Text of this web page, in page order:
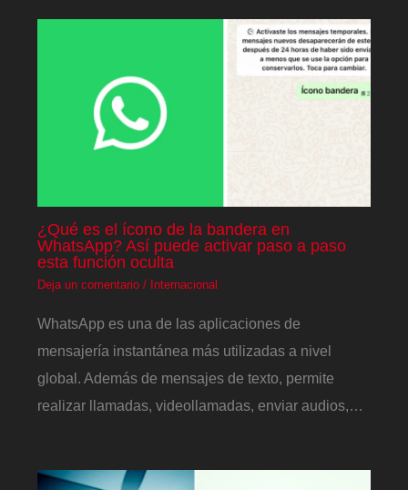
¿Qué es el ícono de la bandera en
WhatsApp? Así puede activar paso a paso
esta función oculta
Deja un comentario / Internacional
WhatsApp es una de las aplicaciones de
mensajería instantánea más utilizadas a nivel
global. Además de mensajes de texto, permite
realizar llamadas, videollamadas, enviar audios,…